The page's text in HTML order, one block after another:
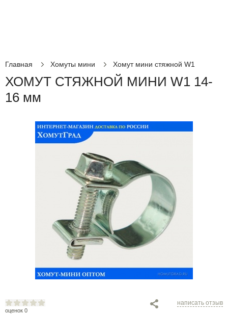
Главная Хомуты мини Хомут мини стяжной W1
ХОМУТ СТЯЖНОЙ МИНИ W1 14-
16 мм
оценок 0
написать отзыв